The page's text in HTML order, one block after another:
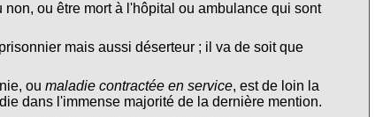
ou être mort à l'hôpital ou ambulance qui sont
mais aussi déserteur ; il va de soit que
ou maladie contractée en service, est de loin la
dans l'immense majorité de la dernière mention.